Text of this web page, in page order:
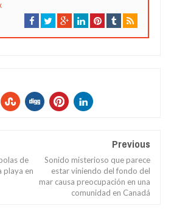
de
playa en
Previous
Sonido misterioso que parece
estar viniendo del fondo del
mar causa preocupación en una
comunidad en Canadá